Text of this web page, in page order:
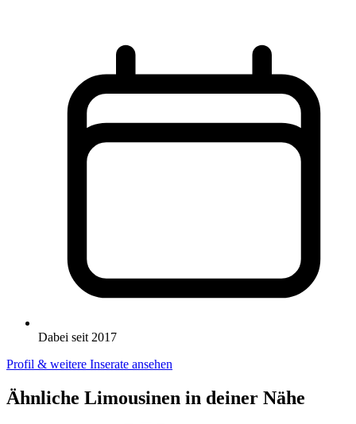
Dabei seit 2017
Profil & weitere Inserate ansehen
Ähnliche Limousinen in deiner Nähe